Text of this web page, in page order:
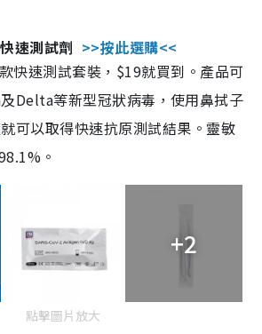
速測試劑 >>按此選購<<
快速測試套裝，$19就買到。產品可
Delta等新型冠狀病毒，使用鼻拭子
可以取得快速抗原測試結果。靈敏
。
+2
點擊圖片放大